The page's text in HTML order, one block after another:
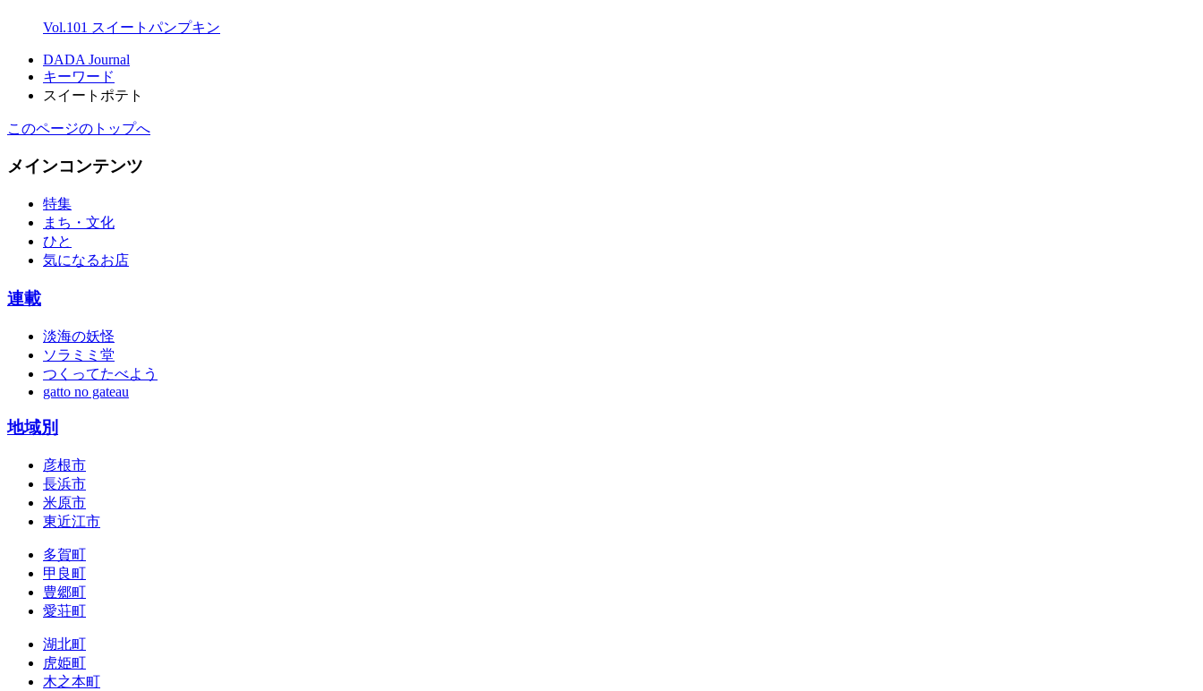
Vol.101 スイートパンプキン
DADA Journal
キーワード
スイートポテト
このページのトップへ
メインコンテンツ
特集
まち・文化
ひと
気になるお店
連載
淡海の妖怪
ソラミミ堂
つくってたべよう
gatto no gateau
地域別
彦根市
長浜市
米原市
東近江市
多賀町
甲良町
豊郷町
愛荘町
湖北町
虎姫町
木之本町